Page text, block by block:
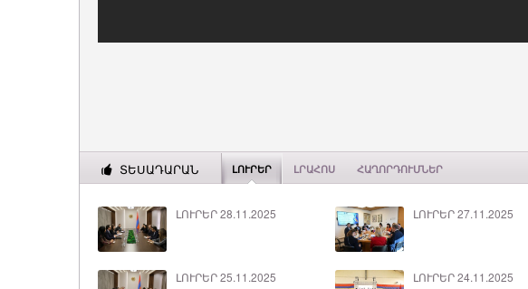
ՏԵՍԱԴԱՐԱՆ ԼՈՒՐԵՐ ԼՐԱՀՈՍ ՀԱՂՈՐԴՈՒՄՆԵՐ
ԼՈՒՐԵՐ 28.11.2025 ԼՈՒՐԵՐ 27.11.2025
ԼՈՒՐԵՐ 25.11.2025 ԼՈՒՐԵՐ 24.11.2025